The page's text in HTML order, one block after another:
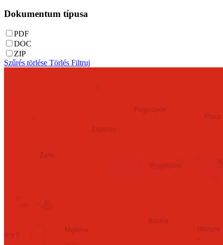
Dokumentum típusa
PDF
DOC
ZIP
Szűrés törlése Törlés Filtruj